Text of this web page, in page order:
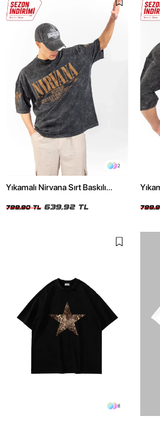
2
Yıkamalı Nirvana Sırt Baskılı
799,90 TL 639,92 TL
8